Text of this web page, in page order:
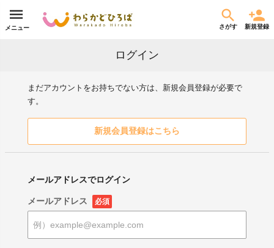
メニュー さがす 新規登録
ログイン
まだアカウントをお持ちでない方は、新規会員登録が必要で
す。
新規会員登録はこちら
メールアドレスでログイン
メールアドレス 必須